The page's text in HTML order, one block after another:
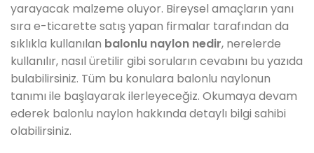
yarayacak malzeme oluyor. Bireysel amaçların yanı
sıra e-ticarette satış yapan firmalar tarafından da
sıklıkla kullanılan balonlu naylon nedir, nerelerde
kullanılır, nasıl üretilir gibi soruların cevabını bu yazıda
bulabilirsiniz. Tüm bu konulara balonlu naylonun
tanımı ile başlayarak ilerleyeceğiz. Okumaya devam
ederek balonlu naylon hakkında detaylı bilgi sahibi
olabilirsiniz.